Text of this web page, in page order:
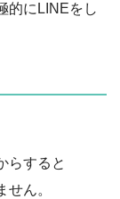
的にLINEをし
らすると
せん。